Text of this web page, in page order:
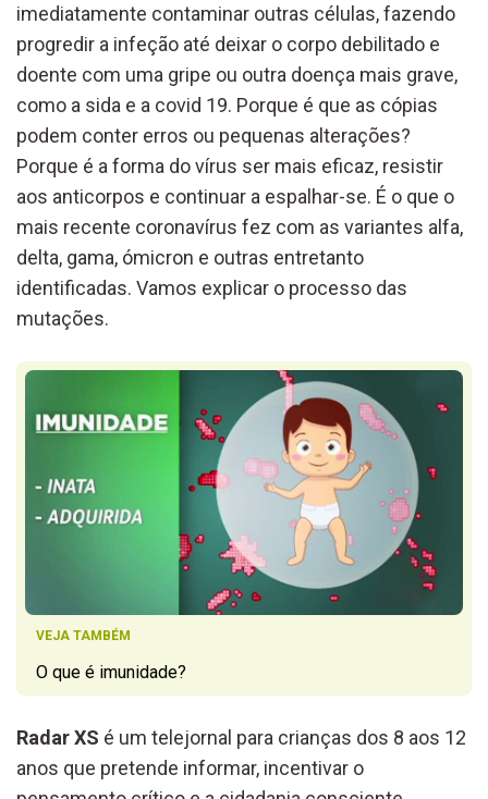
imediatamente contaminar outras células, fazendo
progredir a infeção até deixar o corpo debilitado e
doente com uma gripe ou outra doença mais grave,
como a sida e a covid 19. Porque é que as cópias
podem conter erros ou pequenas alterações?
Porque é a forma do vírus ser mais eficaz, resistir
aos anticorpos e continuar a espalhar-se. É o que o
mais recente coronavírus fez com as variantes alfa,
delta, gama, ómicron e outras entretanto
identificadas. Vamos explicar o processo das
mutações.
VEJA TAMBÉM
O que é imunidade?
Radar XS é um telejornal para crianças dos 8 aos 12
anos que pretende informar, incentivar o